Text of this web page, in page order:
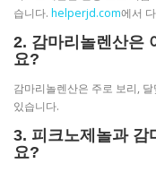
습니다. helperjd.com에서
2. 감마리놀렌산은
요?
감마리놀렌산은 주로 보리,
있습니다.
3. 피크노제놀과 감
요?